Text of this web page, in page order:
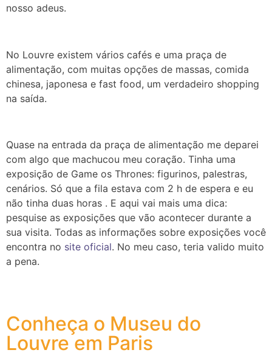
nosso adeus.
No Louvre existem vários cafés e uma praça de
alimentação, com muitas opções de massas, comida
chinesa, japonesa e fast food, um verdadeiro shopping
na saída.
Quase na entrada da praça de alimentação me deparei
com algo que machucou meu coração. Tinha uma
exposição de Game os Thrones: figurinos, palestras,
cenários. Só que a fila estava com 2 h de espera e eu
não tinha duas horas . E aqui vai mais uma dica:
pesquise as exposições que vão acontecer durante a
sua visita. Todas as informações sobre exposições você
encontra no site oficial. No meu caso, teria valido muito
a pena.
Conheça o Museu do
Louvre em Paris